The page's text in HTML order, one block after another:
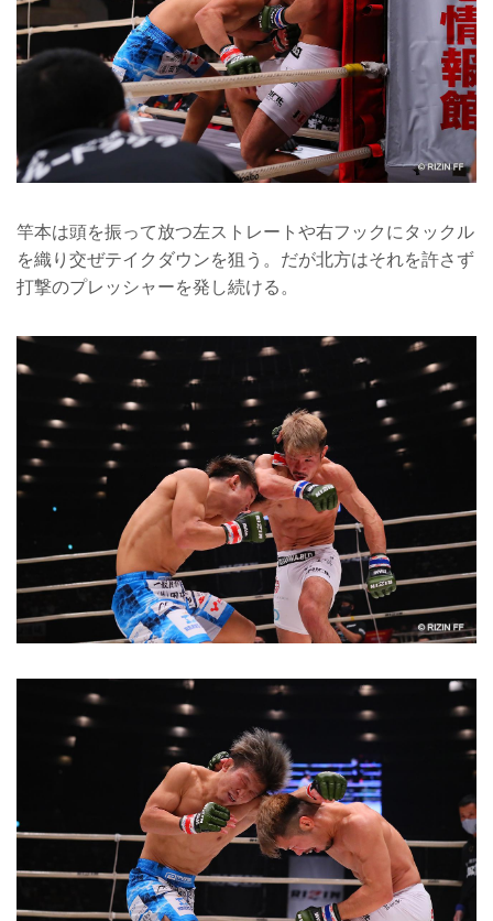
竿本は頭を振って放つ左ストレートや右フックにタックル
を織り交ぜテイクダウンを狙う。だが北方はそれを許さず
打撃のプレッシャーを発し続ける。